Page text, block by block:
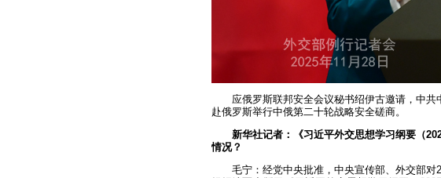
应俄罗斯联邦安全会议秘书绍伊古邀请，中
赴俄罗斯举行中俄第二十轮战略安全磋商。
新华社记者：《习近平外交思想学习纲要（
情况？
毛宁：经党中央批准，中央宣传部、外交部对